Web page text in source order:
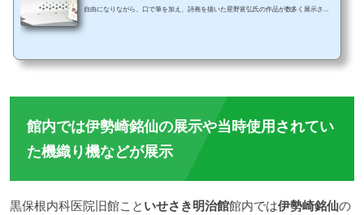
自由になりながら、口で筆を加え、詩画を描いた星野富弘氏の作品が数多く展示され
館内では伊勢崎銘仙の展示や当時使用されてい
た機織り機などが展示
黒保根内科医院旧館こと いせさき明治館館内では伊勢崎銘仙の